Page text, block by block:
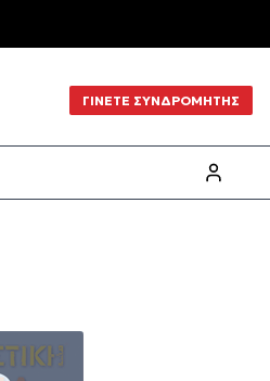
ΓΙΝΕΤΕ ΣΥΝΔΡΟΜΗΤΗΣ